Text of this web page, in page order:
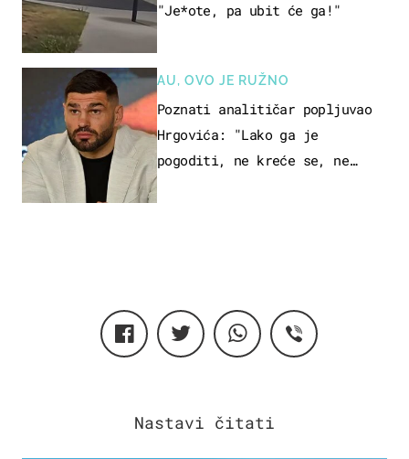
"Je*ote, pa ubit će ga!"
AU, OVO JE RUŽNO
Poznati analitičar popljuvao
Hrgovića: "Lako ga je
pogoditi, ne kreće se, ne